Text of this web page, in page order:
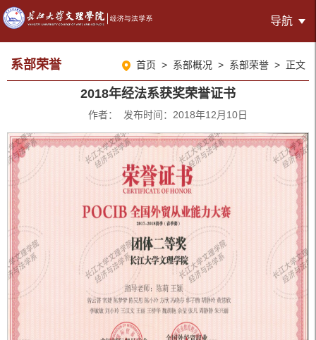
导航
系部荣誉 首页 > 系部概况 > 系部荣誉 > 正文
2018年经法系获奖荣誉证书
作者： 发布时间：2018年12月10日